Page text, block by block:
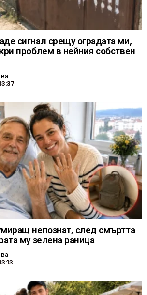
сигнал срещу оградата ми,
проблем в нейния собствен
непознат, след смъртта
му зелена раница